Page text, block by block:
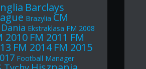
Barclays
Brazylia CM
Dania Ekstraklasa FM 2008
2010 FM 2011 FM
FM 2014 FM 2015
Football Manager